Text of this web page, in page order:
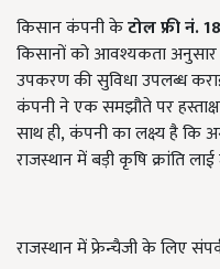
किसान कंपनी केटोल फ्री नं.
किसानों को आवश्यकता
उपकरण की सुविधा उपलब्ध
कंपनी ने एक समझौते पर
साथ ही, कंपनी का लक्ष्य है कि
राजस्थान में बड़ी कृषि क्रांति
राजस्थान में फ्रेन्चैजी के लिए